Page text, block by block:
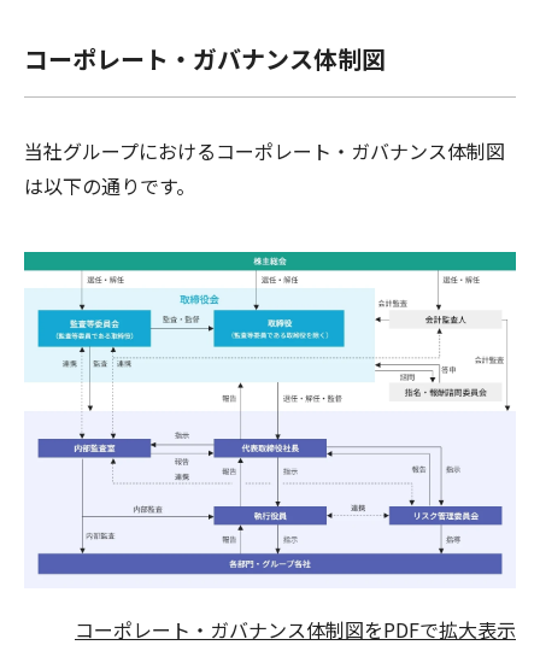
コーポレート・ガバナンス体制図
当社グループにおけるコーポレート・ガバナンス体制図
は以下の通りです。
コーポレート・ガバナンス体制図をPDFで拡大表示